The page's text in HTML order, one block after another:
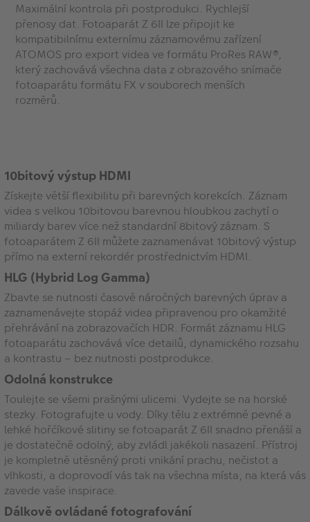
Maximální kontrola při postprodukci. Rychlejší
přenosy dat. Fotoaparát Z 6II lze připojit ke
kompatibilnímu externímu záznamovému zařízení
ATOMOS pro export videa ve formátu ProRes RAW®,
který zachovává všechna data z obrazového snímače
fotoaparátu formátu FX v souborech menších
rozměrů.
10bitový výstup HDMI
Získejte větší flexibilitu při barevných korekcích. Záznam
videa s velkou 10bitovou barevnou hloubkou zachytí o
miliardy barev více než standardní 8bitový záznam. S
fotoaparátem Z 6II můžete zaznamenávat 10bitový výstup
přímo na externí rekordér prostřednictvím HDMI.
HLG (Hybrid Log Gamma)
Zbavte se nutnosti časově náročných barevných úprav a
zaznamenávejte stopáž videa připravenou pro okamžité
přehrávání na zobrazovačích HDR. Formát záznamu HLG
fotoaparátu zachovává více detailů, dynamického rozsahu
a kontrastu – bez nutnosti postprodukce.
Odolná konstrukce
Toulejte se všemi prašnými ulicemi. Vydejte se na horské
stezky. Fotografujte u vody. Díky tělu z extrémně pevné a
lehké hořčíkové slitiny se fotoaparát Z 6II snadno přenáší a
je dostatečně odolný, aby zvládl jakékoli nasazení. Přístroj
je kompletně utěsněný proti vnikání prachu, nečistot a
vlhkosti, a doprovodí vás tak na všechna místa, na která vás
zavede vaše inspirace.
Dálkově ovládané fotografování